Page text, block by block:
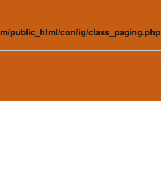
public_html/config/class_paging.php